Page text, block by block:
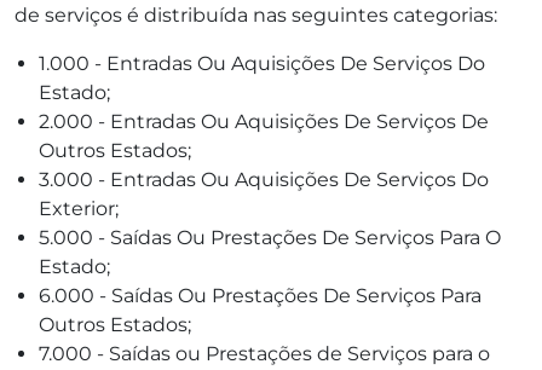
de serviços é distribuída nas seguintes categorias:
1.000 - Entradas Ou Aquisições De Serviços Do
Estado;
2.000 - Entradas Ou Aquisições De Serviços De
Outros Estados;
3.000 - Entradas Ou Aquisições De Serviços Do
Exterior;
5.000 - Saídas Ou Prestações De Serviços Para O
Estado;
6.000 - Saídas Ou Prestações De Serviços Para
Outros Estados;
7.000 - Saídas ou Prestações de Serviços para o